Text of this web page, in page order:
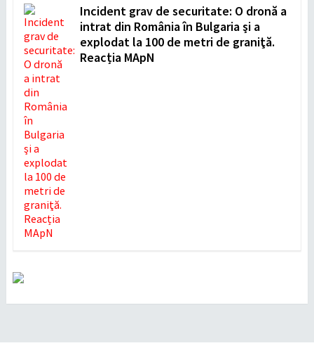
Incident grav de securitate: O dronă a
intrat din România în Bulgaria şi a
explodat la 100 de metri de graniţă.
Reacția MApN